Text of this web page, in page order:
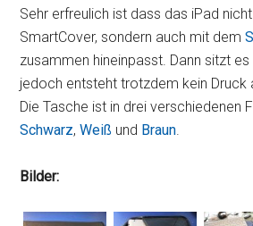
Sehr erfreulich ist dass das iPad
SmartCover, sondern auch mit dem
zusammen hineinpasst. Dann sitzt
jedoch entsteht trotzdem kein Druck
Die Tasche ist in drei verschiedenen
Schwarz,Weiß und Braun.
Bilder: